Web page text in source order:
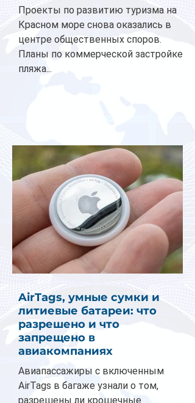
Проекты по развитию туризма на
Красном море снова оказались в
центре общественных споров.
Планы по коммерческой застройке
пляжа...
AirTags, умные сумки и
литиевые батареи: что
разрешено и что
запрещено в
авиакомпаниях
Авиапассажиры с включенным
AirTags в багаже узнали о том,
разрешены ли крошечные